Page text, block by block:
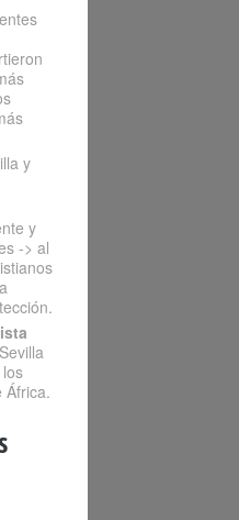
y
y
-> al
África.